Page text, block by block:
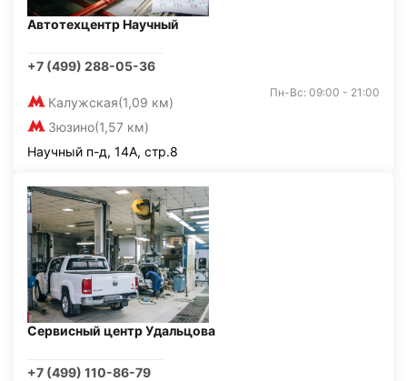
Автотехцентр Научный
+7 (499) 288-05-36
Калужская(1,09 км)
Зюзино(1,57 км)
Пн-Вс: 09:00 - 21:00
Научный п-д, 14А, стр.8
Сервисный центр Удальцова
+7 (499) 110-86-79